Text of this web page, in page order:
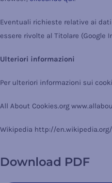
Eventuali richieste relative ai
essere rivolte al Titolare (Google
Ulteriori informazioni
Per ulteriori informazioni sui
All About Cookies.org
Wikipedia http://
Download PDF